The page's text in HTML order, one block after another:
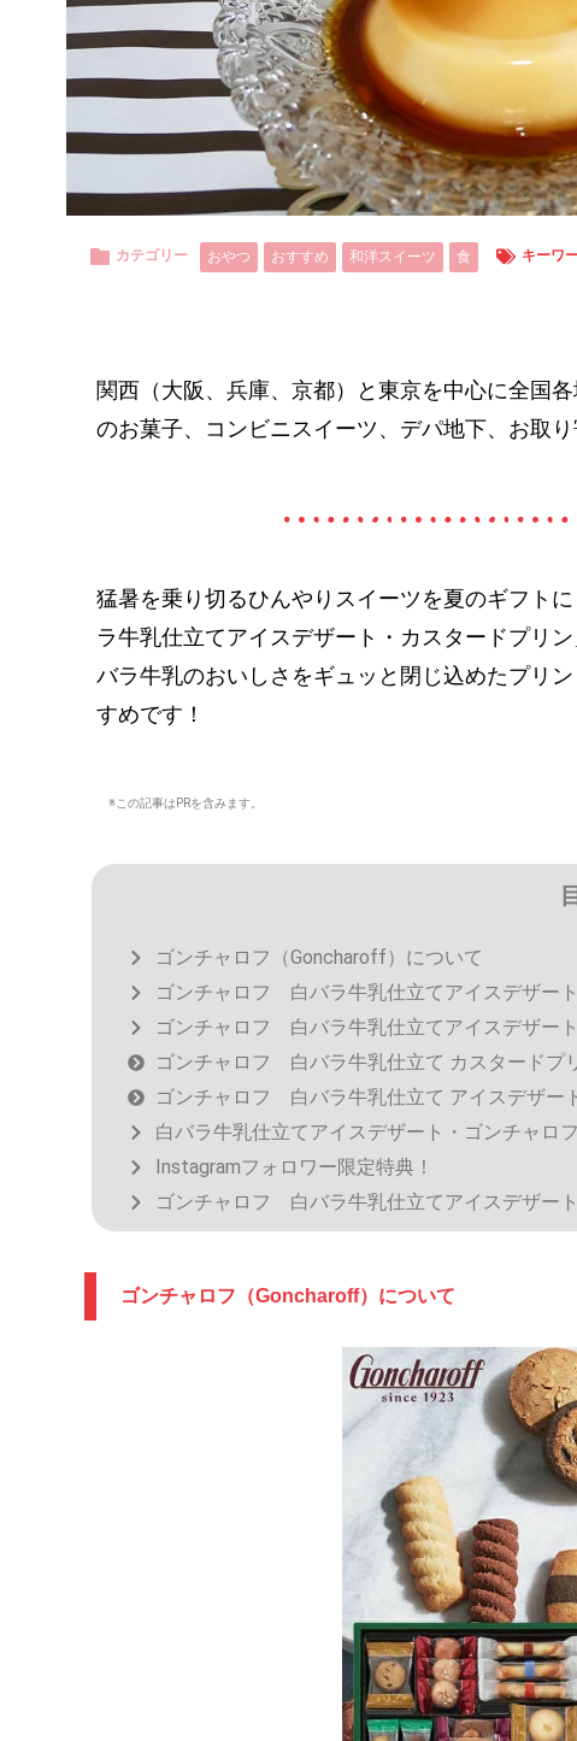
カテゴリー おやつ おすすめ 和洋スイーツ 食 キーワ
関西（大阪、兵庫、京都）と東京を中心に全国
のお菓子、コンビニスイーツ、デパ地下、お取
猛暑を乗り切るひんやりスイーツを夏のギフト
ラ牛乳仕立てアイスデザート・カスタードプリ
バラ牛乳のおいしさをギュッと閉じ込めたプリ
すめです！
※この記事はPRを含みます。
ゴンチャロフ（Goncharoff）について
ゴンチャロフ 白バラ牛乳仕立てアイスデザー
ゴンチャロフ 白バラ牛乳仕立てアイスデザー
ゴンチャロフ 白バラ牛乳仕立て カスタードプ
ゴンチャロフ 白バラ牛乳仕立て アイスデザー
白バラ牛乳仕立てアイスデザート・ゴンチャ
Instagramフォロワー限定特典！
ゴンチャロフ 白バラ牛乳仕立てアイスデザー
ゴンチャロフ（Goncharoff）について